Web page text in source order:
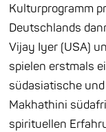
Kulturprogramm
Deutschlands
Vijay Iyer (USA)
spielen erstmals
südasiatische
Makhathini
spirituellen